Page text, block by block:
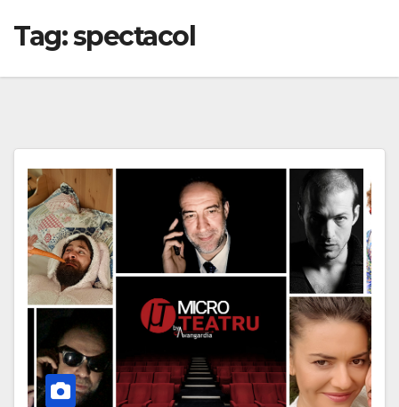
Tag:spectacol